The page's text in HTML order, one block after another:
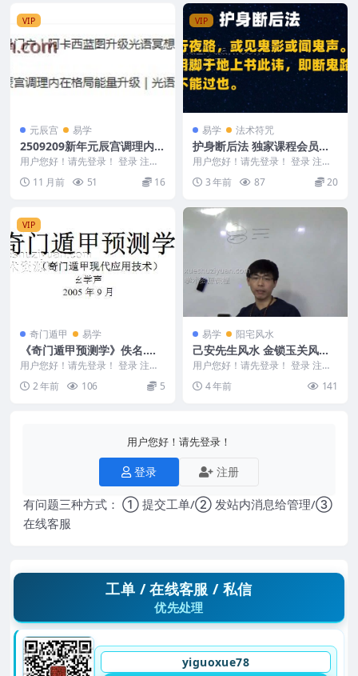
VIP
元辰宫 易学
2509209新年元辰宫调理内在
格局能量升级｜光语冥想 – F
reya等多个文件(1)
用户您好！请先登录！ 登录 注册
新年元辰宫调理内在格局能量升级
｜光语冥想 &#...
11 月前 51 16
VIP
易学 法术符咒
护身断后法 独家课程会员免
费获取
用户您好！请先登录！ 登录 注册
独家课程会员免费获取 遇鬼影听
鬼声护身断后法文...
3 年前 87 20
VIP
奇门遁甲 易学
《奇门遁甲预测学》佚名.文
字版.pdf
用户您好！请先登录！ 登录 注册
《奇门遁甲预测学》佚名.文字版.p
df 240...
2 年前 106 5
易学 阳宅风水
己安先生风水 金锁玉关风水
课程视频43集高清合集
用户您好！请先登录！ 登录 注册
3集 下面内容...
4 年前 141
用户您好！请先登录！
登录 注册
有问题三种方式： ① 提交工单/② 发站内消息给管理/③
在线客服
工单 / 在线客服 / 私信
优先处理
yiguoxue78